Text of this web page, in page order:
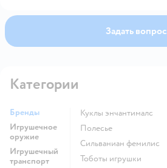
Задать вопрос
Категории
Бренды
Игрушечное
оружие
Игрушечный
транспорт
Куклы энчантималс
Полесье
Сильваниан фемилис
Тоботы игрушки